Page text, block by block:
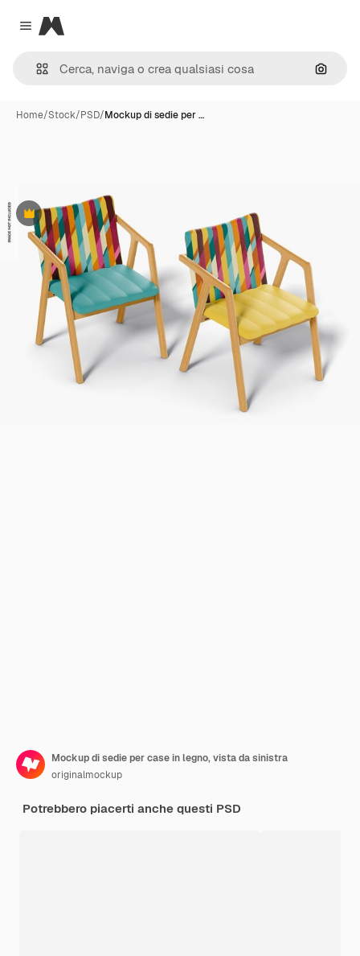
Close menu
Magnific
Cerca
Home/Stock/PSD/Mockup di sedie per …
Premium
Mockup di sedie per case in legno, vista da sinistra
originalmockup
Potrebbero piacerti anche questi PSD